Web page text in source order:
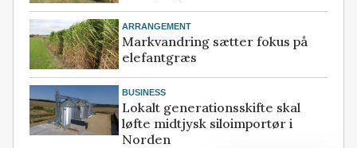
ARRANGEMENT
Markvandring sætter fokus på
elefantgræs
BUSINESS
Lokalt generationsskifte skal
løfte midtjysk siloimportør i
Norden